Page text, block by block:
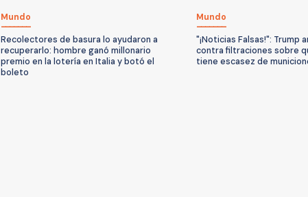
Mundo
Recolectores de basura lo ayudaron a
recuperarlo: hombre ganó millonario
premio en la lotería en Italia y botó el
boleto
Mundo
"¡Noticias Falsas!": Trump
contra filtraciones sobre
tiene escasez de